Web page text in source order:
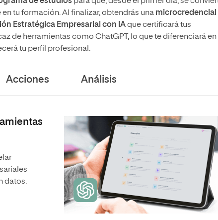
tu formación. Al finalizar, obtendrás una microcredencial
Estratégica Empresarial con IAque certificará tus
de herramientas como ChatGPT, lo que te diferenciará en
tu perfil profesional.
Acciones Análisis
datos.